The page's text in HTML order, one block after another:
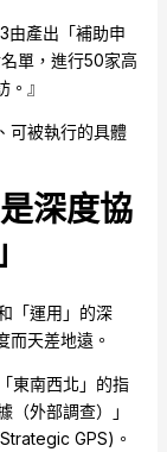
由產出「補助申
單，進行50家高
』
可被執行的具體
深度協
「運用」的深
而天差地遠。
東南西北」的指
外部調查）」
GPS)。